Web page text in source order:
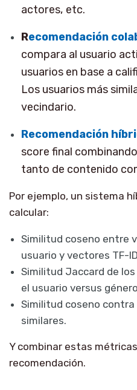
actores, etc.
Recomendación
compara al usuario
usuarios en base a
Los usuarios más
vecindario.
Recomendación
score final
tanto de contenido
Por ejemplo, un sistema
calcular:
Similitud coseno entre
usuario y vectores TF-
Similitud Jaccard de
el usuario versus
Similitud coseno
similares.
Y combinar estas
recomendación.